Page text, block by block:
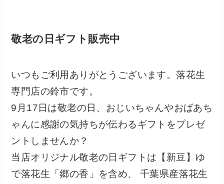
敬老の日ギフト販売中
いつもご利用ありがとうございます。落花生
専門店の鈴市です。
9月17日は敬老の日、おじいちゃんやおばあち
ゃんに感謝の気持ちが伝わるギフトをプレゼ
ントしませんか？
当店オリジナル敬老の日ギフトは【新豆】ゆ
で落花生「郷の香」を含め、 千葉県産落花生